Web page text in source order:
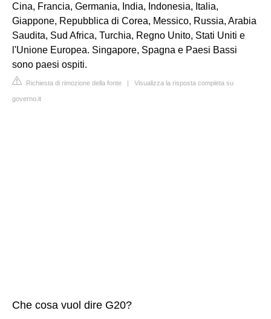
Cina, Francia, Germania, India, Indonesia, Italia,
Giappone, Repubblica di Corea, Messico, Russia, Arabia
Saudita, Sud Africa, Turchia, Regno Unito, Stati Uniti e
l'Unione Europea. Singapore, Spagna e Paesi Bassi
sono paesi ospiti.
Richiesta di rimozione della fonte | Visualizza la risposta completa su
governo.it
Che cosa vuol dire G20?